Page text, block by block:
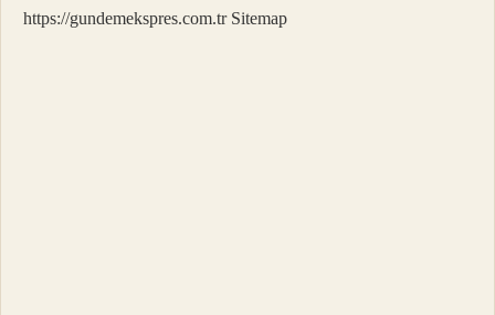
https://gundemekspres.com.tr Sitemap